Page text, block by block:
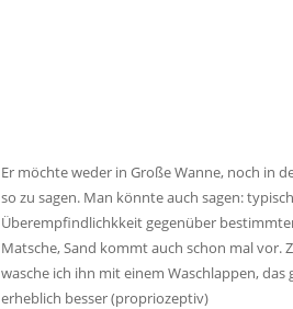
Er möchte weder in Große Wanne, noch in
so zu sagen. Man könnte auch sagen:
Überempfindlichkkeit gegenüber
Matsche, Sand kommt auch schon mal vor.
wasche ich ihn mit einem Waschlappen,
erheblich besser (propriozeptiv)